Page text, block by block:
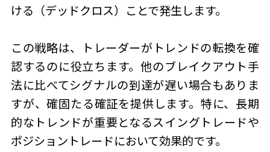
ける（デッドクロス）ことで発生します。
この戦略は、トレーダーがトレンドの転換を確
認するのに役立ちます。他のブレイクアウト手
法に比べてシグナルの到達が遅い場合もありま
すが、確固たる確証を提供します。特に、長期
的なトレンドが重要となるスイングトレードや
ポジショントレードにおいて効果的です。